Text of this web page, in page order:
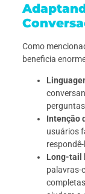
Como
beneficia
Intenção
usuários
Long-tail
palavras-